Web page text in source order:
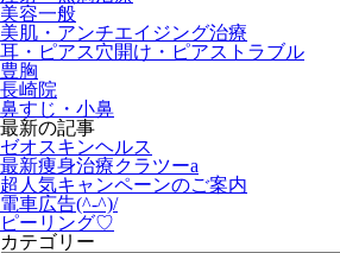
美容一般
美肌・アンチエイジング治療
耳・ピアス穴開け・ピアストラブル
豊胸
長崎院
鼻すじ・小鼻
最新の記事
ゼオスキンヘルス
最新痩身治療クラツーa
超人気キャンペーンのご案内
電車広告(^-^)/
ピーリング♡
カテゴリー